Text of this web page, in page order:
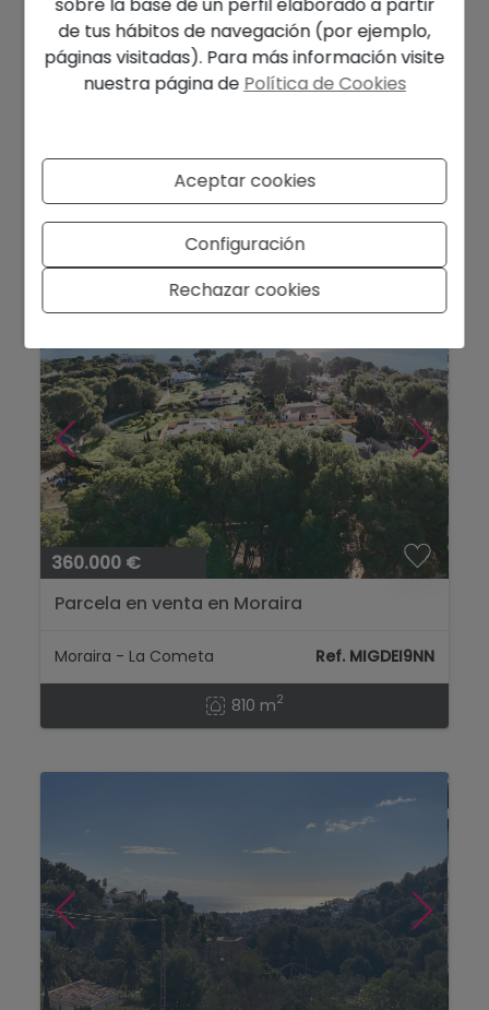
340.000 €
urbanización Estret...
Moraira - El Estret
2
360.000 €
Parcela en venta en Moraira
Moraira - La Cometa Ref. MIGDEI9NN
810 m2
de tus hábitos de navegación (por ejemplo,
páginas visitadas). Para más información visite
nuestra página de Política de Cookies
Aceptar cookies
Configuración
Rechazar cookies